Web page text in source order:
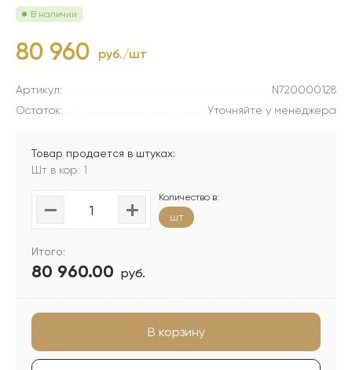
В наличии
80 960 руб./шт
Артикул:
N720000128
Остаток:
Уточняйте у менеджера
Товар продается в штуках:
Шт в кор: 1
Количество в:
шт
Итого:
80 960.00 руб.
В корзину